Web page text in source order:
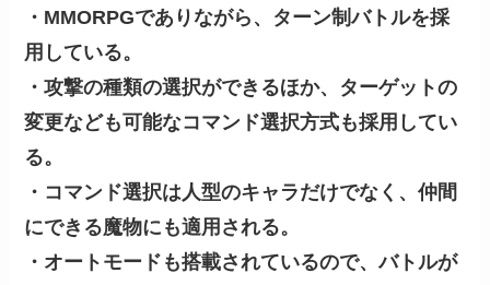
・MMORPGでありながら、ターン制バトルを採
用している。
・攻撃の種類の選択ができるほか、ターゲットの
変更なども可能なコマンド選択方式も採用してい
る。
・コマンド選択は人型のキャラだけでなく、仲間
にできる魔物にも適用される。
・オートモードも搭載されているので、バトルが